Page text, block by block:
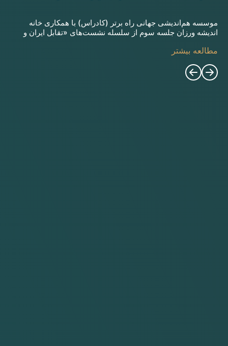
موسسه هم‌اندیشی جهانی راه برتر (کادراس) با همکاری خانه
اندیشه ورزان جلسه سوم از سلسله نشست‌های «تقابل ایران و
براتی، معاون پژوهشی موسسه کادراس سهیل کثیری نژاد،
ارشد جنگ شناختی و هیبریدی ورود برای عموم علاقه‌مندان آزاد و
رایگان […]
مطالعه بیشتر